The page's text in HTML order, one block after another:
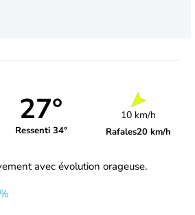
27°
Ressenti 34°
10 km/h
Rafales20 km/h
avec évolution orageuse.